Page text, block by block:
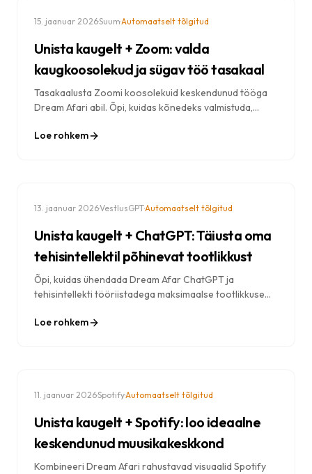
15. jaanuar 2026·Suum·Automaatselt tõlgitud
Unista kaugelt + Zoom: valda
kaugkoosolekud ja sügav töö tasakaal
Tasakaalusta Zoomi koosolekuid keskendunud tööga
Dream Afari abil. Õpi, kuidas kõnedeks valmistuda,
videokõnedest väsimust vältida.
Loe rohkem
13. jaanuar 2026·VestlusGPT·Automaatselt tõlgitud
Unista kaugelt + ChatGPT: Täiusta oma
tehisintellektil põhinevat tootlikkust
Õpi, kuidas ühendada Dream Afar ChatGPT ja
tehisintellekti tööriistadega maksimaalse tootlikkuse
kodeerimise, uurimistöö ja loomingulise töö töövood.
Loe rohkem
11. jaanuar 2026·Spotify·Automaatselt tõlgitud
Unista kaugelt + Spotify: loo ideaalne
keskendunud muusikakeskkond
Kombineeri Dream Afari rahustavad visuaalid Spotify